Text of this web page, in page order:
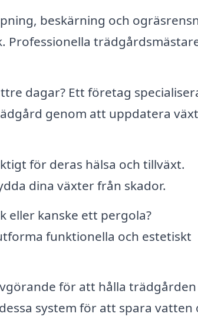
beskärning och
dagar? Ett företag
genom att uppdatera
för deras hälsa och tillväxt.
dina växter från skador.
eller kanske ett pergola?
funktionella och estetiskt
för att hålla
system för att spara vatten